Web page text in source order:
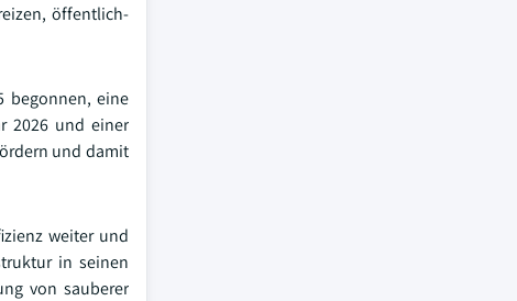
öffentlich-
begonnen, eine
2026 und einer
und damit
weiter und
in seinen
von sauberer